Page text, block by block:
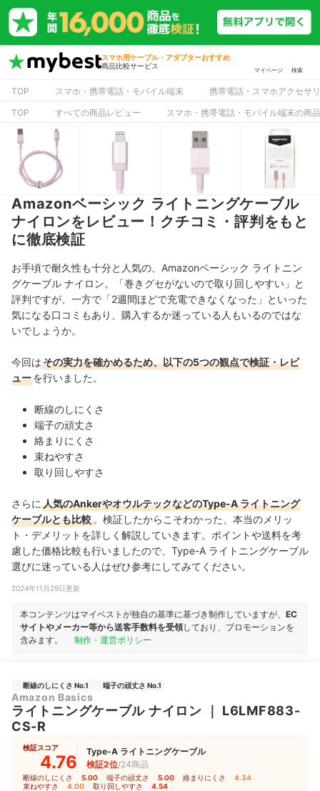
スマホ用ケーブル・アダプターおすすめ
商品比較サービス
マイページ 検索
TOP スマホ・携帯電話・モバイル端末
携帯電話・スマホアクセサリ
TOP
すべての商品レビュー スマホ・携帯電話・モバイル端末の商
Amazonベーシック ライトニングケーブル
ナイロンをレビュー！クチコミ・評判をもと
に徹底検証
お手頃で耐久性も十分と人気の、Amazonベーシック ライトニン
グケーブル ナイロン。「巻きグセがないので取り回しやすい」と
評判ですが、一方で「2週間ほどで充電できなくなった」といった
気になる口コミもあり、購入するか迷っている人もいるのではな
いでしょうか。
今回はその実力を確かめるため、以下の5つの観点で検証・レビ
ューを行いました。
断線のしにくさ
端子の頑丈さ
絡まりにくさ
束ねやすさ
取り回しやすさ
さらに 人気のAnkerやオウルテックなどのType-A ライトニング
ケーブルとも比較 。検証したからこそわかった、本当のメリッ
ト・デメリットを詳しく解説していきます。ポイントや送料を考
慮した価格比較も行いましたので、Type-A ライトニングケーブル
選びに迷っている人はぜひ参考にしてみてください。
2024年11月29日更新
本コンテンツはマイベストが独自の基準に基づき制作していますが、 EC
サイトやメーカー等から送客手数料を受領しており、プロモーションを
含みます。
制作・運営ポリシー
断線のしにくさ No.1 端子の頑丈さ No.1
Amazon Basics
ライトニングケーブル ナイロン
L6LMF883-
CS-R
検証スコア
4.76
Type-A ライトニングケーブル
検証2位/24商品
断線のしにくさ 5.00 端子の頑丈さ 5.00 絡まりにくさ 4.34
束ねやすさ 4.00 取り回しやすさ 4.54